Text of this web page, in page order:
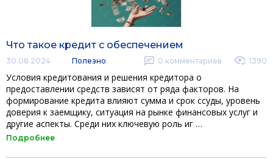
Что такое кредит с обеспечением
30.08.2024 Полезно 0 комментариев 1390
Условия кредитования и решения кредитора о
предоставлении средств зависят от ряда факторов. На
формирование кредита влияют сумма и срок ссуды, уровень
доверия к заемщику, ситуация на рынке финансовых услуг и
другие аспекты. Среди них ключевую роль иг …
Подробнее